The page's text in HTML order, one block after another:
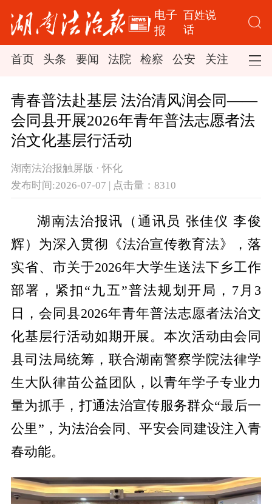
电子
报
百姓说
话
首页 头条 要闻 法院 检察 公安 关注 司法
青春普法赴基层 法治清风润会同——
会同县开展2026年青年普法志愿者法
治文化基层行活动
湖南法治报触屏版 · 怀化
发布时间:2026-07-07 | 点击量：8310
湖南法治报讯（通讯员 张佳仪 李俊
辉）为深入贯彻《法治宣传教育法》，落
实省、市关于2026年大学生送法下乡工作
部署，紧扣“九五”普法规划开局，7月3
日，会同县2026年青年普法志愿者法治文
化基层行活动如期开展。本次活动由会同
县司法局统筹，联合湖南警察学院法律学
生大队律苗公益团队，以青年学子专业力
量为抓手，打通法治宣传服务群众“最后一
公里”，为法治会同、平安会同建设注入青
春动能。